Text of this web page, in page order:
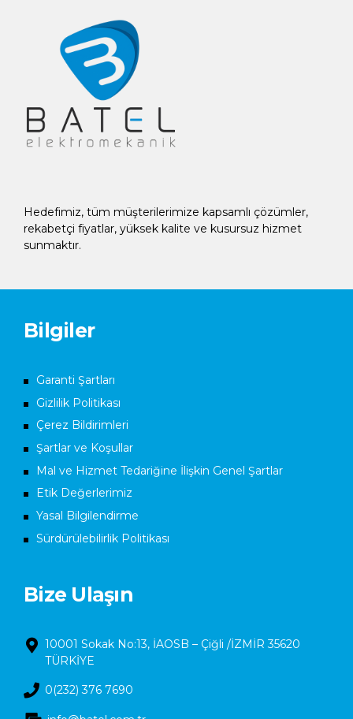
Hedefimiz, tüm müşterilerimize kapsamlı çözümler,
rekabetçi fiyatlar, yüksek kalite ve kusursuz hizmet
sunmaktır.
Bilgiler
Garanti Şartları
Gizlilik Politikası
Çerez Bildirimleri
Şartlar ve Koşullar
Mal ve Hizmet Tedariğine İlişkin Genel Şartlar
Etik Değerlerimiz
Yasal Bilgilendirme
Sürdürülebilirlik Politikası
Bize Ulaşın
10001 Sokak No:13, İAOSB – Çiğli /İZMİR 35620
TÜRKİYE
0(232) 376 7690